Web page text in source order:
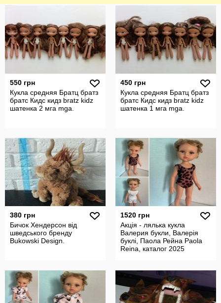
550 грн
Кукла средняя Братц братз
братс Кидс кидз bratz kidz
шатенка 2 мга mga.
450 грн
Кукла средняя Братц братз
братс Кидс кидз bratz kidz
шатенка 1 мга mga.
380 грн
Бичок Хендерсон від
шведського бренду
Bukowski Design.
1520 грн
Акція - лялька кукла
Валерия букли, Валерія
буклі, Паола Рейна Paola
Reina, каталог 2025